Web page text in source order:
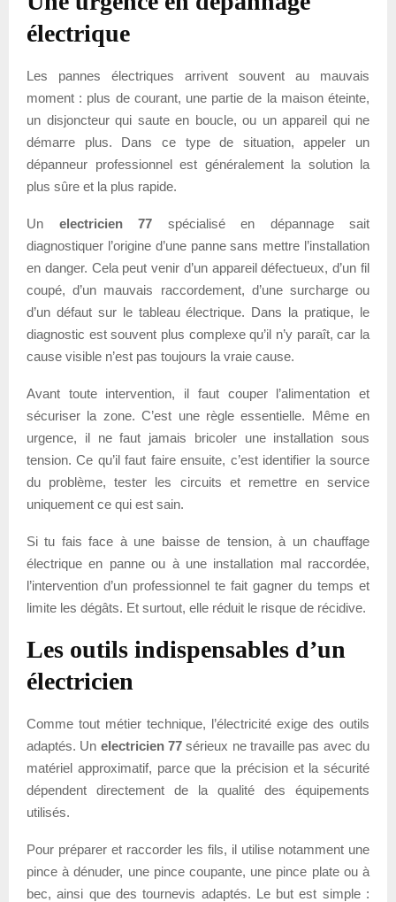
électrique
Les pannes électriques arrivent souvent au mauvais
moment : plus de courant, une partie de la maison éteinte,
un disjoncteur qui saute en boucle, ou un appareil qui ne
démarre plus. Dans ce type de situation, appeler un
dépanneur professionnel est généralement la solution la
plus sûre et la plus rapide.
Un electricien 77 spécialisé en dépannage sait
diagnostiquer l’origine d’une panne sans mettre l’installation
en danger. Cela peut venir d’un appareil défectueux, d’un fil
coupé, d’un mauvais raccordement, d’une surcharge ou
d’un défaut sur le tableau électrique. Dans la pratique, le
diagnostic est souvent plus complexe qu’il n’y paraît, car la
cause visible n’est pas toujours la vraie cause.
Avant toute intervention, il faut couper l’alimentation et
sécuriser la zone. C’est une règle essentielle. Même en
urgence, il ne faut jamais bricoler une installation sous
tension. Ce qu’il faut faire ensuite, c’est identifier la source
du problème, tester les circuits et remettre en service
uniquement ce qui est sain.
Si tu fais face à une baisse de tension, à un chauffage
électrique en panne ou à une installation mal raccordée,
l’intervention d’un professionnel te fait gagner du temps et
limite les dégâts. Et surtout, elle réduit le risque de récidive.
Les outils indispensables d’un
électricien
Comme tout métier technique, l’électricité exige des outils
adaptés. Un electricien 77 sérieux ne travaille pas avec du
matériel approximatif, parce que la précision et la sécurité
dépendent directement de la qualité des équipements
utilisés.
Pour préparer et raccorder les fils, il utilise notamment une
pince à dénuder, une pince coupante, une pince plate ou à
bec, ainsi que des tournevis adaptés. Le but est simple :